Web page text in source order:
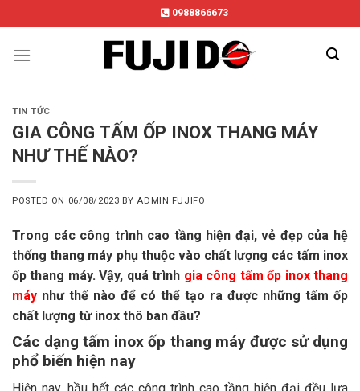
to
content
0988866673
TIN TỨC
GIA CÔNG TẤM ỐP INOX THANG MÁY
NHƯ THẾ NÀO?
POSTED ON 06/08/2023 BY ADMIN FUJIFO
Trong các công trình cao tầng hiện đại, vẻ đẹp của hệ
thống thang máy phụ thuộc vào chất lượng các tấm inox
ốp thang máy. Vậy, quá trình gia công tấm ốp inox thang
máy như thế nào để có thể tạo ra được những tấm ốp
chất lượng từ inox thô ban đầu?
Các dạng tấm inox ốp thang máy được sử dụng
phổ biến hiện nay